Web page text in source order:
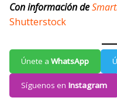
Con información de
Shutterstock
Únete a WhatsApp
Síguenos en Instagram